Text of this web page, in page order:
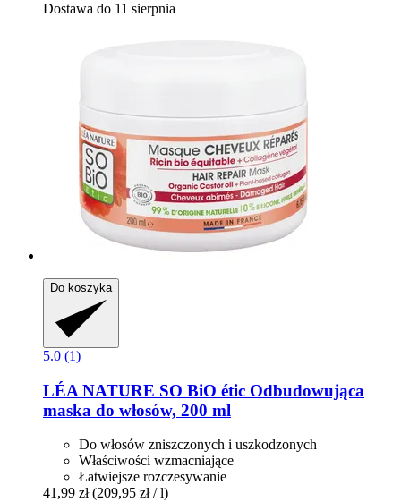
Dostawa do 11 sierpnia
Do koszyka
5.0 (1)
LÉA NATURE SO BiO étic Odbudowująca
maska do włosów, 200 ml
Do włosów zniszczonych i uszkodzonych
Właściwości wzmacniające
Łatwiejsze rozczesywanie
41,99 zł (209,95 zł / l)